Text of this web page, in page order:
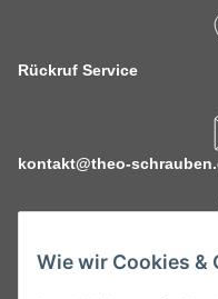
Wie wir Cookies &
Rückruf Service
kontakt@theo-